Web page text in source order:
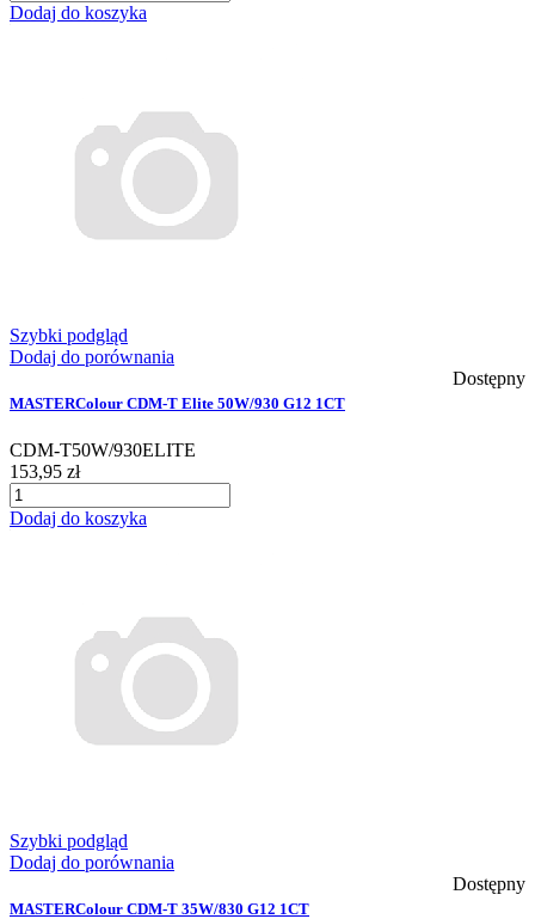
Dodaj do koszyka
Szybki podgląd
Dodaj do porównania
Dostępny
MASTERColour CDM-T Elite 50W/930 G12 1CT
CDM-T50W/930ELITE
153,95 zł
Dodaj do koszyka
Szybki podgląd
Dodaj do porównania
Dostępny
MASTERColour CDM-T 35W/830 G12 1CT